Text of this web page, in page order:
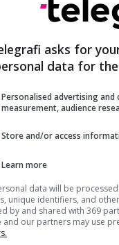
përveç energjisë,
afatgjata
për
lidhur me
asks for
data for
Personalised advertising
measurement, audience
Store and/or access
Learn more
data will be
unique identifiers, and
by and shared with 369
and our partners may use